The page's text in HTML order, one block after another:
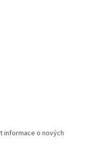
informace o nových